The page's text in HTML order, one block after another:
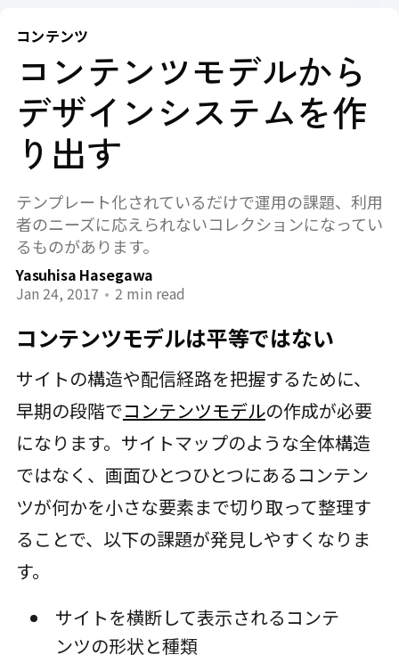
コンテンツ
コンテンツモデルから
デザインシステムを作
り出す
テンプレート化されているだけで運用の課題、利用
者のニーズに応えられないコレクションになってい
るものがあります。
Yasuhisa Hasegawa
Jan 24, 2017 • 2 min read
コンテンツモデルは平等ではない
サイトの構造や配信経路を把握するために、
早期の段階でコンテンツモデルの作成が必要
になります。サイトマップのような全体構造
ではなく、画面ひとつひとつにあるコンテン
ツが何かを小さな要素まで切り取って整理す
ることで、以下の課題が発見しやすくなりま
す。
サイトを横断して表示されるコンテ
ンツの形状と種類